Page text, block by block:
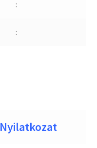
:
:
Nyilatkozat